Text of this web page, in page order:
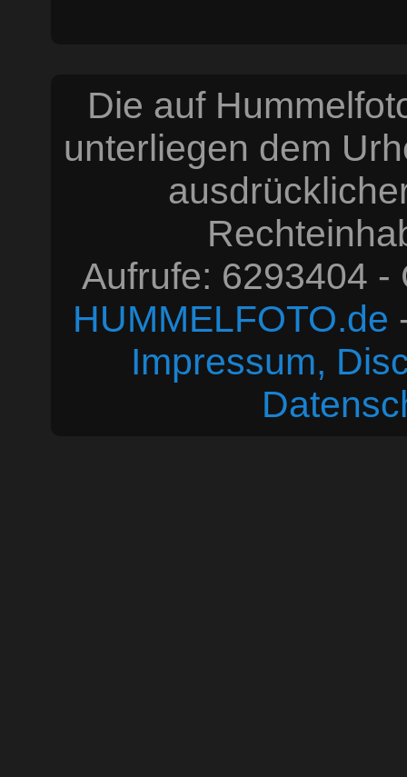
Die auf
unterliegen dem
Aufrufe: 6293404
HUMMELFOTO.de
Impressum,